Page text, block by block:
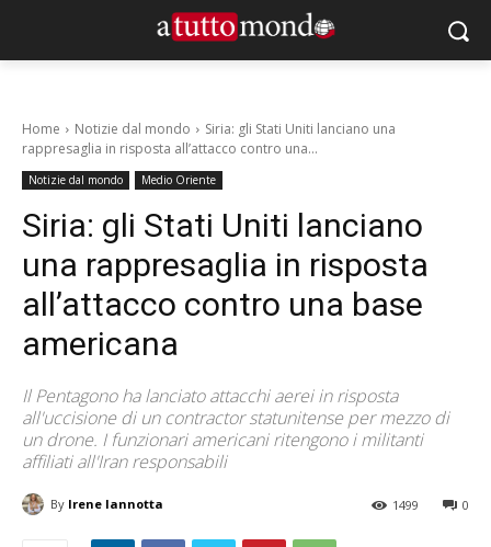
Home Notizie dal mondo
Siria: gli Stati Uniti lanciano una
rappresaglia in risposta all’attacco contro una...
Notizie dal mondo Medio Oriente
Siria: gli Stati Uniti lanciano
una rappresaglia in risposta
all’attacco contro una base
americana
Il Pentagono ha lanciato attacchi aerei in risposta
all'uccisione di un contractor statunitense per mezzo di
un drone. I funzionari americani ritengono i militanti
affiliati all'Iran responsabili
By Irene Iannotta 0
1499